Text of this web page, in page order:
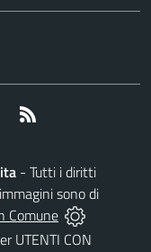
Telegram
- Tutti i diritti
sono di
Comune
UTENTI CON